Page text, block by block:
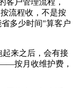
客户管理流程，
流程收，不是按
多少时间"算客户
起来之后，会有接
按月收维护费，